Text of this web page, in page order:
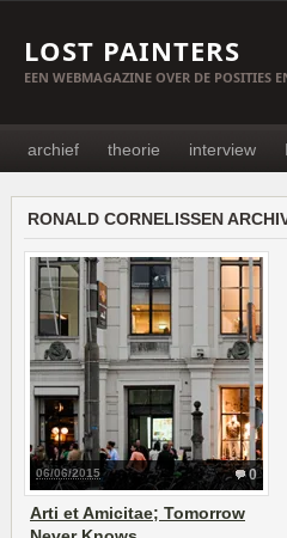
LOST PAINTERS
EEN WEBMAGAZINE OVER DE POSITIES
archief theorie interview
RONALD CORNELISSEN
0
06/06/2015
Arti et Amicitae; Tomorrow